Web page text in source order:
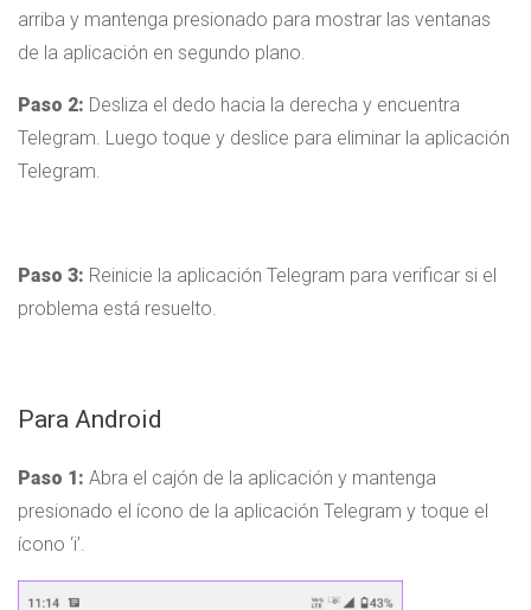
arriba y mantenga presionado para mostrar las ventanas
de la aplicación en segundo plano.
Paso 2: Desliza el dedo hacia la derecha y encuentra
Telegram. Luego toque y deslice para eliminar la aplicación
Telegram.
Paso 3: Reinicie la aplicación Telegram para verificar si el
problema está resuelto.
Para Android
Paso 1: Abra el cajón de la aplicación y mantenga
presionado el ícono de la aplicación Telegram y toque el
ícono ‘i’.